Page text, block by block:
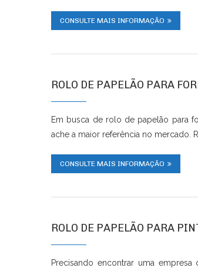
CONSULTE MAIS INFORMAÇÃO
ROLO DE PAPELÃO PARA
Em busca de rolo de papelão para
ache a maior referência no mercado.
CONSULTE MAIS INFORMAÇÃO
ROLO DE PAPELÃO PARA
Precisando encontrar uma